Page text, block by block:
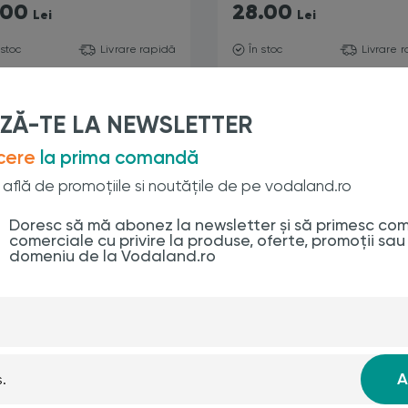
Lei
Livrare rapidă
28.00 Lei
În stoc Livrare
din gama BASE LN100 cu înălțimea totală de 200
formării bălților sau inundațiilor. Realizate din
potrivite pentru diverse aplicații rezidențiale,
integrându-se perfect în orice mediu.
TE LA NEWSLETTER
la prima comandă
află de promoțiile si noutățile de pe vodaland.ro
Doresc să mă abonez la newsletter și să primesc
comerciale cu privire la produse, oferte, promoții
domeniu de la Vodaland.ro